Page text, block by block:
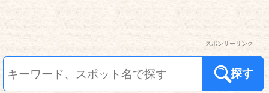
スポンサーリンク
探す